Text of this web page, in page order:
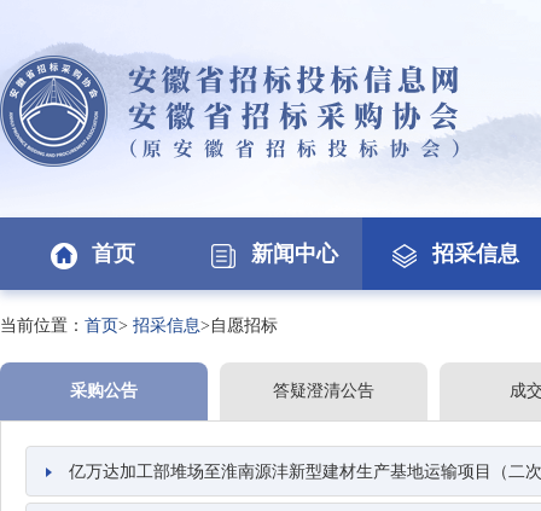
首页 新闻中心 招采信息
当前位置： 首页> 招采信息>自愿招标
采购公告 答疑澄清公告 成
亿万达加工部堆场至淮南源沣新型建材生产基地运输项目（二